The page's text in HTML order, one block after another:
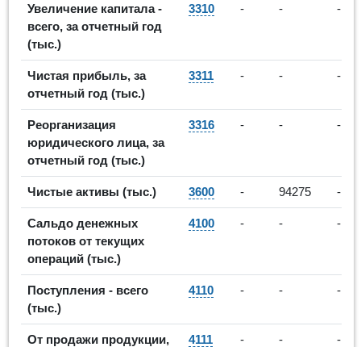
Увеличение капитала -
всего, за отчетный год
(тыс.)
3310 - - -
Чистая прибыль, за
отчетный год (тыс.)
3311 - - -
Реорганизация
юридического лица, за
отчетный год (тыс.)
3316 - - -
Чистые активы (тыс.) 3600 - 94275 -
Сальдо денежных
потоков от текущих
операций (тыс.)
4100 - - -
Поступления - всего
(тыс.)
4110 - - -
От продажи продукции,
4111 - - -